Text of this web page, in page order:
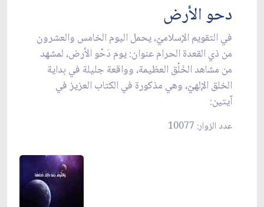
دحو الأرض
في التقويم الإسلاميّ، يحمل اليوم الخامس والعشرون
من ذي القعدة الحرام عنوان: يوم دَحْو الأرض، لمشهد
من مشاهد الخَلْق العظيمة، وواقعة جليلة في بداية
الخلق الإلهيّ، وهي مذكورة في الكتاب العزيز في
آيتين:
عدد الزوار: 10077